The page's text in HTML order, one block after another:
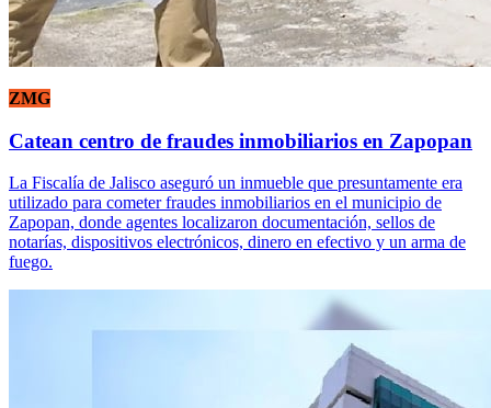
ZMG
Catean centro de fraudes inmobiliarios en Zapopan
La Fiscalía de Jalisco aseguró un inmueble que presuntamente era
utilizado para cometer fraudes inmobiliarios en el municipio de
Zapopan, donde agentes localizaron documentación, sellos de
notarías, dispositivos electrónicos, dinero en efectivo y un arma de
fuego.